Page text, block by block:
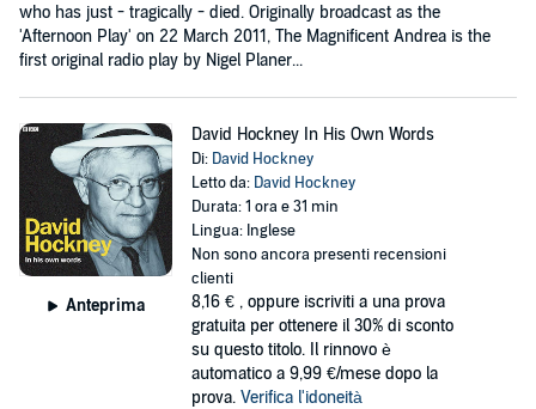
who has just - tragically - died. Originally broadcast as the
'Afternoon Play' on 22 March 2011, The Magnificent Andrea is the
first original radio play by Nigel Planer...
Anteprima
David Hockney In His Own Words
Di: David Hockney
Letto da: David Hockney
Durata: 1 ora e 31 min
Lingua: Inglese
Non sono ancora presenti recensioni
clienti
8,16 € , oppure iscriviti a una prova
gratuita per ottenere il 30% di sconto
su questo titolo. Il rinnovo è
automatico a 9,99 €/mese dopo la
prova. Verifica l'idoneità